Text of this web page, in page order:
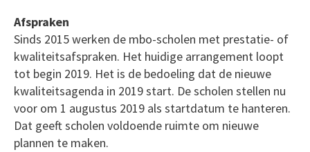
Afspraken
Sinds 2015 werken de mbo-scholen met prestatie- of
kwaliteitsafspraken. Het huidige arrangement loopt
tot begin 2019. Het is de bedoeling dat de nieuwe
kwaliteitsagenda in 2019 start. De scholen stellen nu
voor om 1 augustus 2019 als startdatum te hanteren.
Dat geeft scholen voldoende ruimte om nieuwe
plannen te maken.